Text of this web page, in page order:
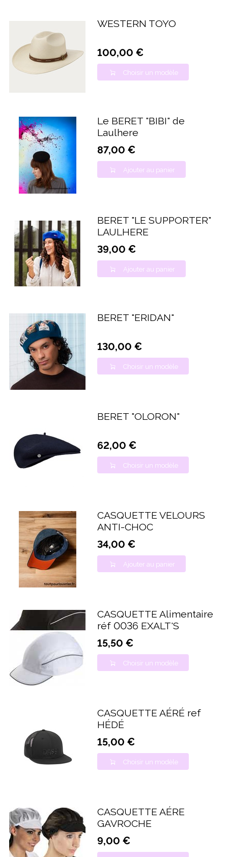
WESTERN TOYO
100,00 €
Choisir un modèle
Le BERET "BIBI" de
Laulhere
87,00 €
Ajouter au panier
BERET "LE SUPPORTER"
LAULHERE
39,00 €
Ajouter au panier
BERET "ERIDAN"
130,00 €
Choisir un modèle
BERET "OLORON"
62,00 €
Choisir un modèle
CASQUETTE VELOURS
ANTI-CHOC
34,00 €
Ajouter au panier
CASQUETTE Alimentaire
réf 0036 EXALT'S
15,50 €
Choisir un modèle
CASQUETTE AÉRÉ ref
HÉDÉ
15,00 €
Choisir un modèle
CASQUETTE AÉRE
GAVROCHE
9,00 €